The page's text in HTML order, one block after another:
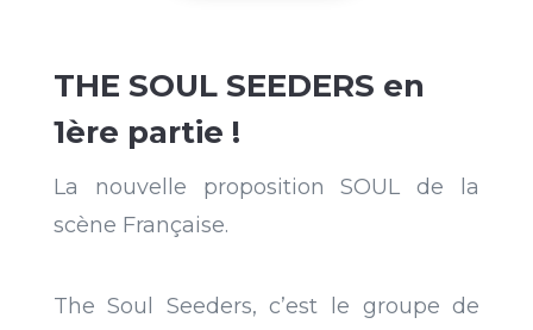
THE SOUL SEEDERS en
1ère partie !
La nouvelle proposition SOUL de la
scène Française.
The Soul Seeders, c’est le groupe de